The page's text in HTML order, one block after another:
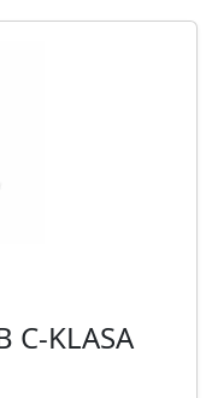
C-KLASA